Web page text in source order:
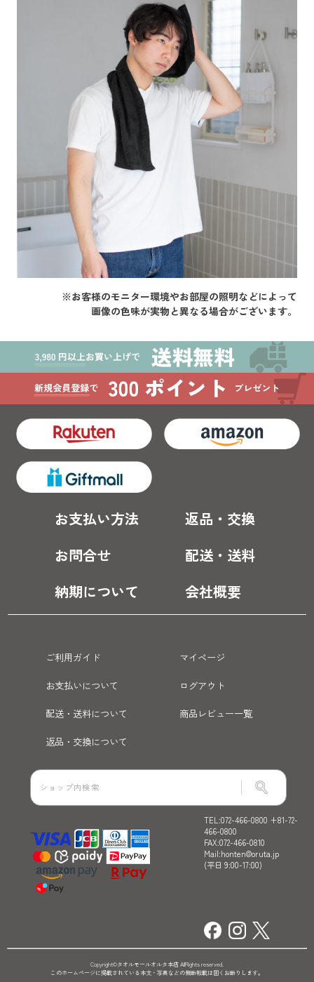
※お客様のモニター環境やお部屋の照明などによって
画像の色味が実物と異なる場合がございます。
お支払い方法
返品・交換
お問合せ
配送・送料
納期について
会社概要
ご利用ガイド
マイページ
お支払いについて
ログアウト
配送・送料について
商品レビュー一覧
返品・交換について
TEL:072-466-0800 +81-72-
466-0800
FAX:072-466-0810
Mail:honten@oruta.jp
(平日 9:00-17:00)
Copyright©タオルモールオルタ本店 AllRights reserved.
このホームページに掲載されている本文・写真などの無断転載は固くお断りします。